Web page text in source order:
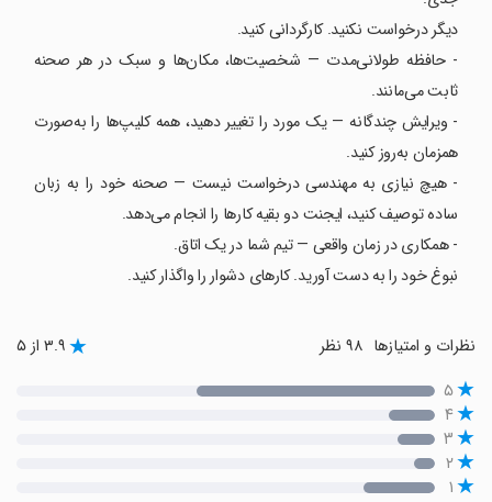
دیگر درخواست نکنید. کارگردانی کنید.
- حافظه طولانی‌مدت — شخصیت‌ها، مکان‌ها و سبک در هر صحنه
ثابت می‌مانند.
- ویرایش چندگانه — یک مورد را تغییر دهید، همه کلیپ‌ها را به‌صورت
همزمان به‌روز کنید.
- هیچ نیازی به مهندسی درخواست نیست — صحنه خود را به زبان
ساده توصیف کنید، ایجنت دو بقیه کارها را انجام می‌دهد.
- همکاری در زمان واقعی — تیم شما در یک اتاق.
نبوغ خود را به دست آورید. کارهای دشوار را واگذار کنید.
نظرات و امتیازها ۳.۹ از ۵
۵
۴
۳
۲
۱